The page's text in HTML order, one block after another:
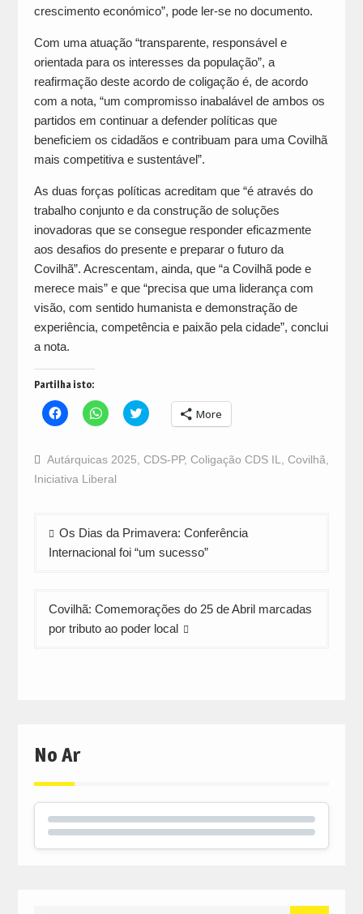
crescimento económico”, pode ler-se no documento.
Com uma atuação “transparente, responsável e
orientada para os interesses da população”, a
reafirmação deste acordo de coligação é, de acordo
com a nota, “um compromisso inabalável de ambos os
partidos em continuar a defender políticas que
beneficiem os cidadãos e contribuam para uma Covilhã
mais competitiva e sustentável”.
As duas forças políticas acreditam que “é através do
trabalho conjunto e da construção de soluções
inovadoras que se consegue responder eficazmente
aos desafios do presente e preparar o futuro da
Covilhã”. Acrescentam, ainda, que “a Covilhã pode e
merece mais” e que “precisa que uma liderança com
visão, com sentido humanista e demonstração de
experiência, competência e paixão pela cidade”, conclui
a nota.
Partilha isto:
Click
to
Facebook
(Opens
in
new
Click
to
WhatsApp
(Opens
in
new
Click
to
Twitter
(Opens
More
Autárquicas 2025 CDS-PP, Coligação CDS IL Covilhã
Iniciativa Liberal
Navegação
de
Os Dias da Primavera: Conferência
Internacional foi “um sucesso”
Covilhã: Comemorações do 25 de Abril marcadas
por tributo ao poder local
No Ar